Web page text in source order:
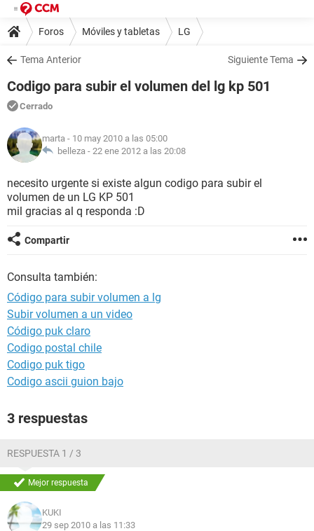
Foros Móviles y tabletas LG
Tema Anterior Siguiente Tema
Codigo para subir el volumen del lg kp 501
Cerrado
marta - 10 may 2010 a las 05:00
belleza - 22 ene 2012 a las 20:08
necesito urgente si existe algun codigo para subir el
volumen de un LG KP 501
mil gracias al q responda :D
Compartir
Consulta también:
Código para subir volumen a lg
Subir volumen a un video
Código puk claro
Codigo postal chile
Codigo puk tigo
Codigo ascii guion bajo
3 respuestas
RESPUESTA 1 / 3
Mejor respuesta
KUKI
29 sep 2010 a las 11:33